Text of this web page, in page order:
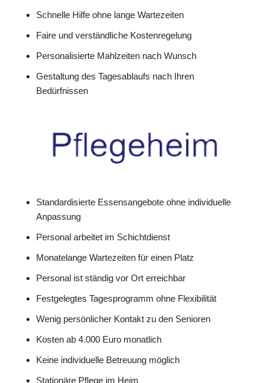
Schnelle Hilfe ohne lange Wartezeiten
Faire und verständliche Kostenregelung
Personalisierte Mahlzeiten nach Wunsch
Gestaltung des Tagesablaufs nach Ihren
Bedürfnissen
Standardisierte Essensangebote ohne individuelle
Anpassung
Personal arbeitet im Schichtdienst
Monatelange Wartezeiten für einen Platz
Personal ist ständig vor Ort erreichbar
Festgelegtes Tagesprogramm ohne Flexibilität
Wenig persönlicher Kontakt zu den Senioren
Kosten ab 4.000 Euro monatlich
Keine individuelle Betreuung möglich
Stationäre Pflege im Heim